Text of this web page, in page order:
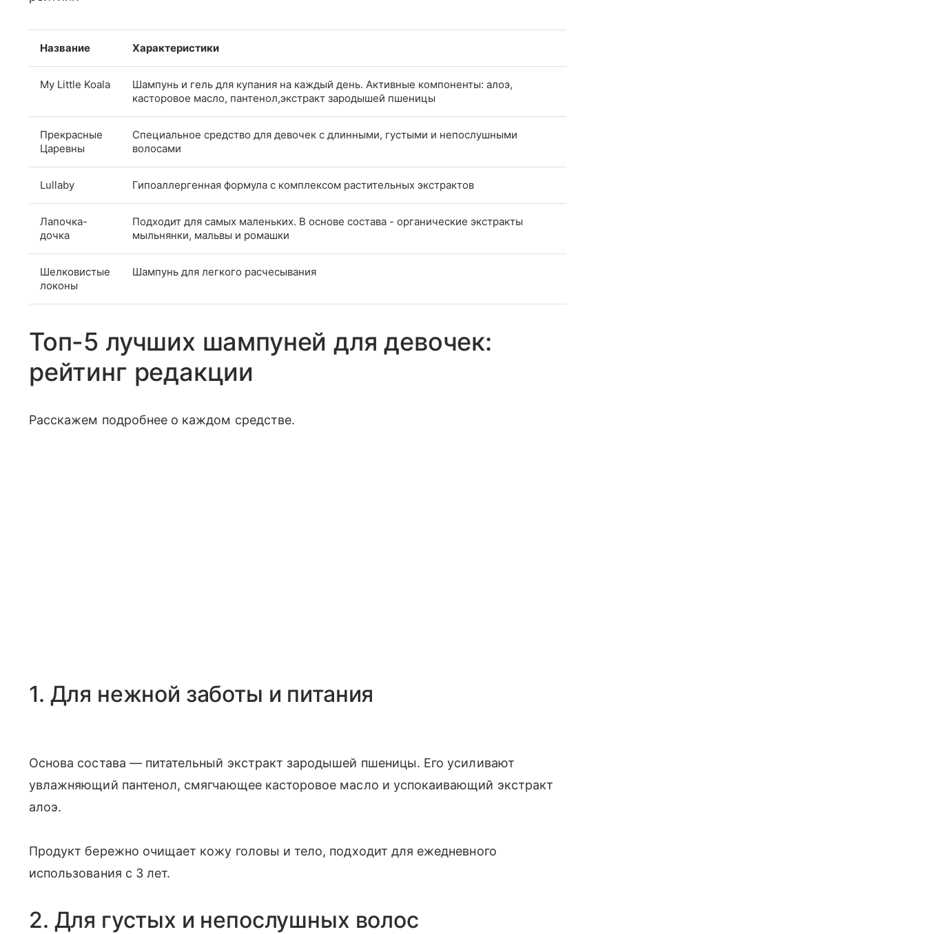
Название Характеристики
My Little Koala
Шампунь и гель для купания на каждый день. Активные компоненты: алоэ,
касторовое масло, пантенол,экстракт зародышей пшеницы
Прекрасные
Царевны
Специальное средство для девочек с длинными, густыми и непослушными
волосами
Lullaby Гипоаллергенная формула с комплексом растительных экстрактов
Лапочка-
дочка
Подходит для самых маленьких. В основе состава - органические экстракты
мыльнянки, мальвы и ромашки
Шелковистые
локоны
Шампунь для легкого расчесывания
Топ-5 лучших шампуней для девочек:
рейтинг редакции
Расскажем подробнее о каждом средстве.
1. Для нежной заботы и питания
Основа состава — питательный экстракт зародышей пшеницы. Его усиливают
увлажняющий пантенол, смягчающее касторовое масло и успокаивающий экстракт
алоэ.
Продукт бережно очищает кожу головы и тело, подходит для ежедневного
использования с 3 лет.
2. Для густых и непослушных волос